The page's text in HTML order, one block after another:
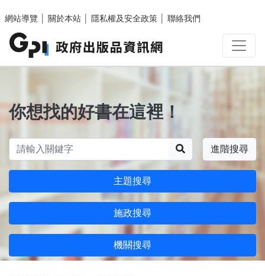
網站導覽
關於本站 隱私權及安全政策 聯絡我們
你想找的好書在這裡！
進階搜尋
主題搜尋
施政搜尋
機關搜尋